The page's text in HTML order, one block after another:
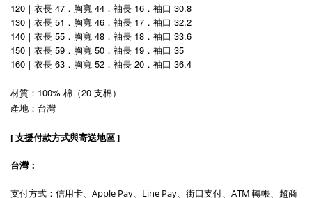
120｜衣長 47．胸寬 44．袖長 16．袖口 30.8
130｜衣長 51．胸寬 46．袖長 17．袖口 32.2
140｜衣長 55．胸寬 48．袖長 18．袖口 33.6
150｜衣長 59．胸寬 50．袖長 19．袖口 35
160｜衣長 63．胸寬 52．袖長 20．袖口 36.4
材質：100% 棉（20 支棉）
產地：台灣
[ 支援付款方式與寄送地區 ]
台灣：
支付方式：信用卡、Apple Pay、Line Pay 街口支付、ATM 轉帳 、超商